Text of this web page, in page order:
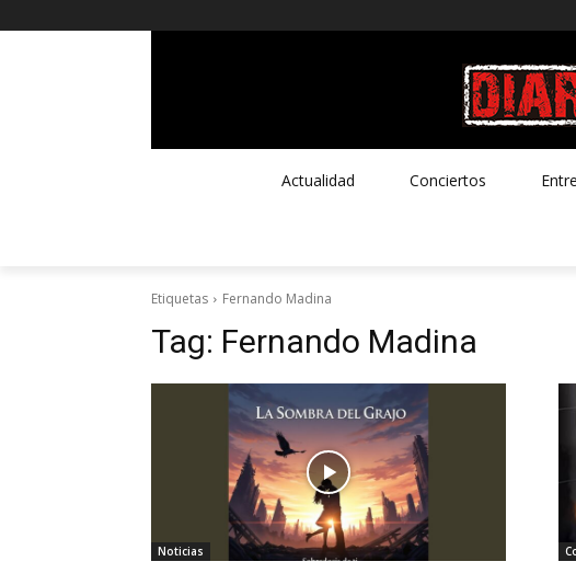
Actualidad Conciertos
Etiquetas Fernando Madina
Tag: Fernando Madina
Noticias